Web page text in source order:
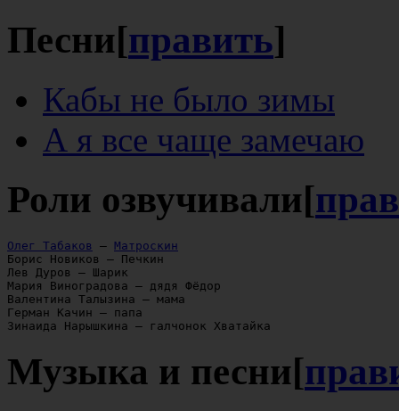
Песни[править]
Кабы не было зимы
А я все чаще замечаю
Роли озвучивали[
Олег Табаков — Матроскин
Борис Новиков — Печкин
Лев Дуров — Шарик
Мария Виноградова — дядя Фёдор
Валентина Талызина — мама
Герман Качин — папа
Музыка и песни[